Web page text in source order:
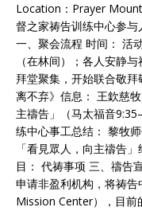
Location：Prayer
督之家祷告训练中心参
一、聚会流程 时间： 活
（在林间）；各人安静
拜堂聚集，开始联合敬
离不弃》信息： 王欽慈
主禱告」（马太福音
练中心事工总结： 黎牧
「看見眾人，向主禱告
目： 代祷事项 三、禱告
申请非盈利机构，将祷
Mission Center），目前